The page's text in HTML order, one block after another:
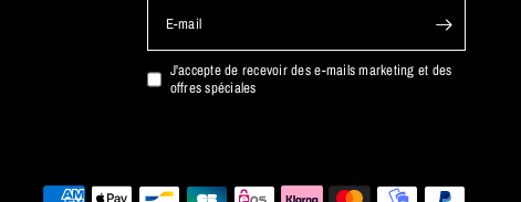
E-mail
J'accepte de recevoir des e-mails marketing et des
offres spéciales